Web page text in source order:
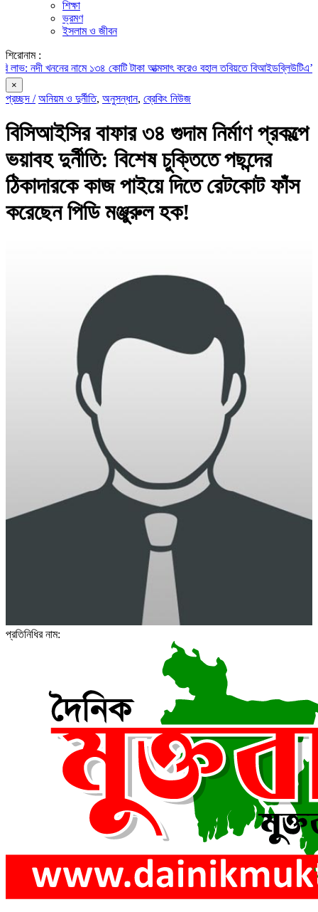
শিক্ষা
ভ্রমণ
ইসলাম ও জীবন
শিরোনাম :
নামে ১৩৪ কোটি টাকা আত্মসাৎ করেও বহাল তবিয়তে বিআইডব্লিউটিএ’র
×
প্রচ্ছদ / অনিয়ম ও দুর্নীতি, অনুসন্ধান, ব্রেকিং নিউজ
বিসিআইসির বাফার ৩৪ গুদাম নির্মাণ প্রকল্পে
ভয়াবহ দুর্নীতি: বিশেষ চুক্তিতে পছন্দের
ঠিকাদারকে কাজ পাইয়ে দিতে রেটকোট ফাঁস
করেছেন পিডি মঞ্জুরুল হক!
প্রতিনিধির নাম: